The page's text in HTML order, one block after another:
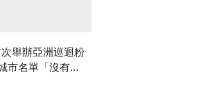
舉辦亞洲巡迴粉
市名單「沒有台